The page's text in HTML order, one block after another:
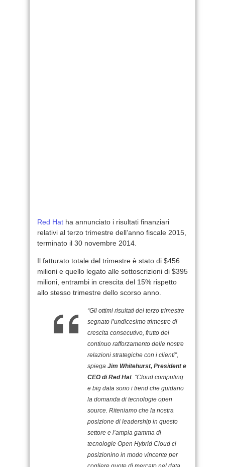
Red Hat ha annunciato i risultati finanziari
relativi al terzo trimestre dell’anno fiscale 2015,
terminato il 30 novembre 2014.
Il fatturato totale del trimestre è stato di $456
milioni e quello legato alle sottoscrizioni di $395
milioni, entrambi in crescita del 15% rispetto
allo stesso trimestre dello scorso anno.
“Gli ottimi risultati del terzo trimestre
segnato l’undicesimo trimestre di
crescita consecutivo, frutto del
continuo rafforzamento delle nostre
relazioni strategiche con i clienti”,
spiega Jim Whitehurst, President e
CEO di Red Hat. “Cloud computing
e big data sono i trend che guidano
la domanda di tecnologie open
source. Riteniamo che la nostra
posizione di leadership in questo
settore e l’ampia gamma di
tecnologie Open Hybrid Cloud ci
posizionino in modo vincente per